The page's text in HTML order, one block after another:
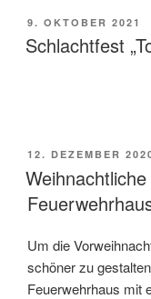
VERÖFFENTLICHT
AM
9. OKTOBER 2021
Schlachtfest
VERÖFFENTLICHT
AM
12. DEZEMBER
Um die
schöner zu
Feuerwehrhaus mit